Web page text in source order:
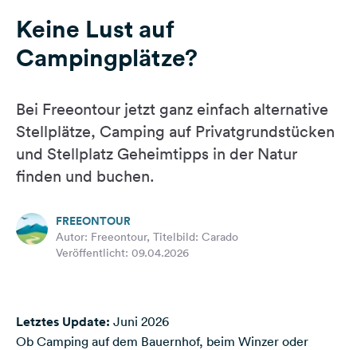
Facebook
Instagram
Keine Lust auf
Campingplätze?
Bei Freeontour jetzt ganz einfach alternative
Stellplätze, Camping auf Privatgrundstücken
und Stellplatz Geheimtipps in der Natur
finden und buchen.
FREEONTOUR
Autor: Freeontour, Titelbild: Carado
Veröffentlicht: 09.04.2026
Letztes Update: Juni 2026
Ob Camping auf dem Bauernhof, beim Winzer oder